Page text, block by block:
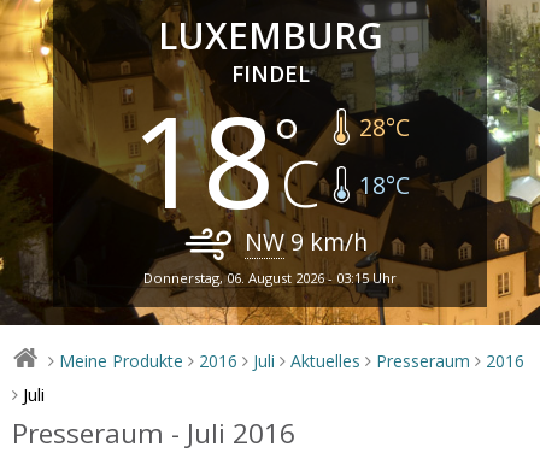
LUXEMBURG
FINDEL
18 28°C
18°C
NW9 km/h
Donnerstag, 06. August 2026 - 03:15 Uhr
> Meine Produkte > 2016 > Juli > Aktuelles > Presseraum > 2016
> Juli
Presseraum - Juli 2016